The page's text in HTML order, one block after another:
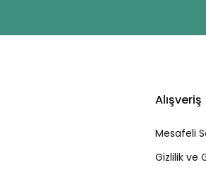
Alışveriş
Mesafeli
Gizlilik ve